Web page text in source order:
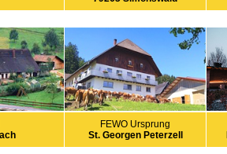
FEWO Ursprung
St. Georgen Peterzell